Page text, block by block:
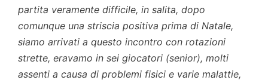
partita veramente difficile, in salita, dopo
comunque una striscia positiva prima di Natale,
siamo arrivati a questo incontro con rotazioni
strette, eravamo in sei giocatori (senior), molti
assenti a causa di problemi fisici e varie malattie,